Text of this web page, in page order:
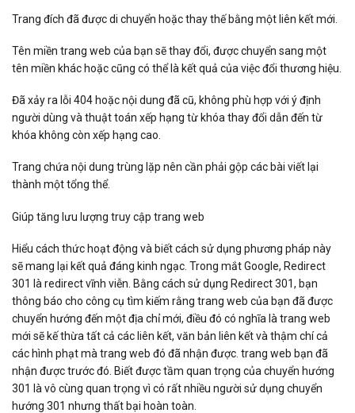
Trang đích đã được di chuyển hoặc thay thế bằng một liên kết mới.
Tên miền trang web của bạn sẽ thay đổi, được chuyển sang một
tên miền khác hoặc cũng có thể là kết quả của việc đổi thương hiệu.
Đã xảy ra lỗi 404 hoặc nội dung đã cũ, không phù hợp với ý định
người dùng và thuật toán xếp hạng từ khóa thay đổi dẫn đến từ
khóa không còn xếp hạng cao.
Trang chứa nội dung trùng lặp nên cần phải gộp các bài viết lại
thành một tổng thể.
Giúp tăng lưu lượng truy cập trang web
Hiểu cách thức hoạt động và biết cách sử dụng phương pháp này
sẽ mang lại kết quả đáng kinh ngạc. Trong mắt Google, Redirect
301 là redirect vĩnh viễn. Bằng cách sử dụng Redirect 301, bạn
thông báo cho công cụ tìm kiếm rằng trang web của bạn đã được
chuyển hướng đến một địa chỉ mới, điều đó có nghĩa là trang web
mới sẽ kế thừa tất cả các liên kết, văn bản liên kết và thậm chí cả
các hình phạt mà trang web đó đã nhận được. trang web bạn đã
nhận được trước đó. Biết được tầm quan trọng của chuyển hướng
301 là vô cùng quan trọng vì có rất nhiều người sử dụng chuyển
hướng 301 nhưng thất bại hoàn toàn.